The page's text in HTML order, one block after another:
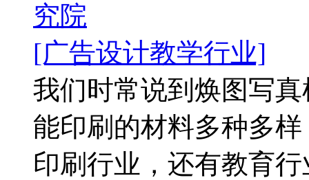
究院
[广告设计教学行业]
我们时常说到焕图写
能印刷的材料多种多
印刷行业，还有教育